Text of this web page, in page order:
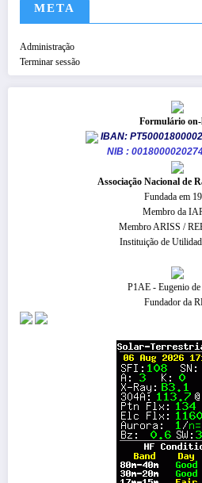
META
Administração
Terminar sessão
Formulário
IBAN:
NIB :
​Associação Nacional de
Fundada em
Membro da
Membro ARISS /
Instituição de
P1AE - Eugenio
Fundador da